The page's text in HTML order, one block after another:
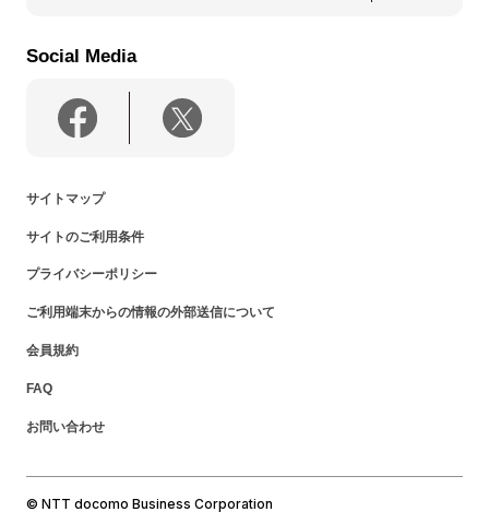
Social Media
サイトマップ
サイトのご利用条件
プライバシーポリシー
ご利用端末からの情報の外部送信について
会員規約
FAQ
お問い合わせ
© NTT docomo Business Corporation